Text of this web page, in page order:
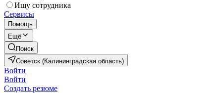
Ищу сотрудника
Сервисы
Помощь
Ещё
Поиск
Советск (Калининградская область)
Войти
Войти
Создать резюме